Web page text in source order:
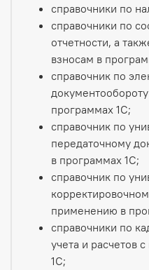
справочники по
справочники по
отчетности, а
взносам в
справочник по
программах 1С;
справочник по
передаточному
в программах 1С;
справочник по
применению в
справочники по
учета и расчетов
1С;